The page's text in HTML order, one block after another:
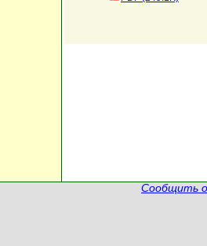
Сообщить о